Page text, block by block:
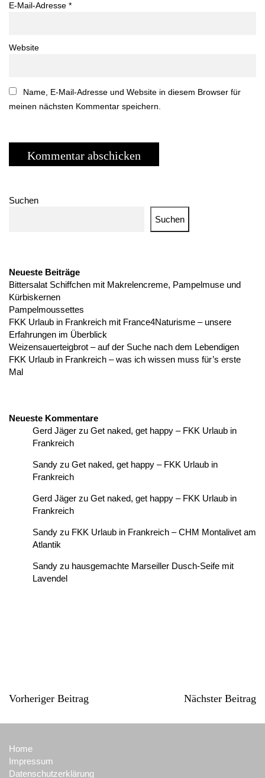
E-Mail-Adresse *
Website
Name, E-Mail-Adresse und Website in diesem Browser für
meinen nächsten Kommentar speichern.
Suchen
Suchen
Neueste Beiträge
Bittersalat Schiffchen mit Makrelencreme, Pampelmuse und
Kürbiskernen
Pampelmoussettes
FKK Urlaub in Frankreich mit France4Naturisme – unsere
Erfahrungen im Überblick
Weizensauerteigbrot – auf der Suche nach dem Lebendigen
FKK Urlaub in Frankreich – was ich wissen muss für’s erste
Mal
Neueste Kommentare
Gerd Jäger zu Get naked, get happy – FKK Urlaub in
Frankreich
Sandy zu Get naked, get happy – FKK Urlaub in
Frankreich
Gerd Jäger zu Get naked, get happy – FKK Urlaub in
Frankreich
Sandy zu FKK Urlaub in Frankreich – CHM Montalivet am
Atlantik
Sandy zu hausgemachte Marseiller Dusch-Seife mit
Lavendel
Vorheriger Beitrag Nächster Beitrag
Home
Impressum
Datenschutzerklärung